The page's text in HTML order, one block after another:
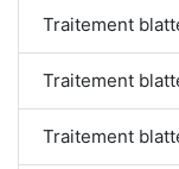
Traitement
Traitement
Traitement